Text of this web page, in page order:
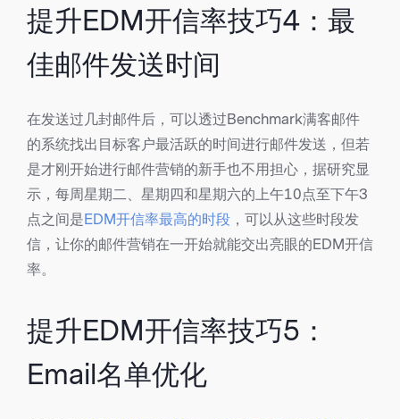
提升EDM开信率技巧4：最
佳邮件发送时间
在发送过几封邮件后，可以透过Benchmark满客邮件
的系统找出目标客户最活跃的时间进行邮件发送，但若
是才刚开始进行邮件营销的新手也不用担心，据研究显
示，每周星期二、星期四和星期六的上午10点至下午3
点之间是EDM开信率最高的时段 ，可以从这些时段发
信，让你的邮件营销在一开始就能交出亮眼的EDM开信
率。
提升EDM开信率技巧5：
Email名单优化